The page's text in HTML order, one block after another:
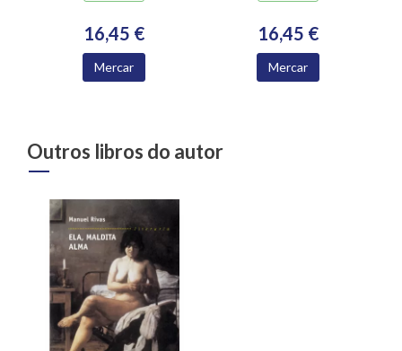
16,45 €
Mercar
16,45 €
Mercar
Outros libros do autor